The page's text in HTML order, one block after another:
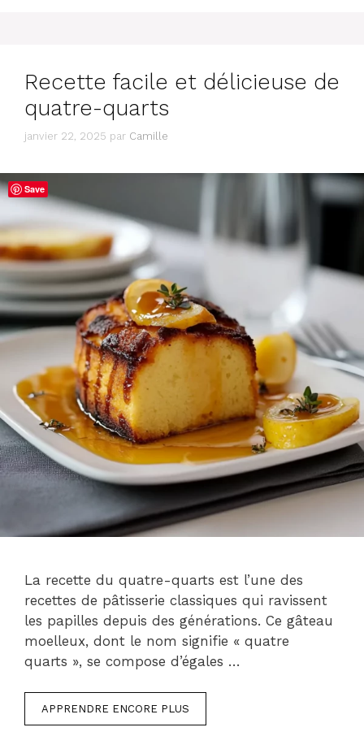
Recette facile et délicieuse de
quatre-quarts
janvier 22, 2025 par Camille
La recette du quatre-quarts est l’une des
recettes de pâtisserie classiques qui ravissent
les papilles depuis des générations. Ce gâteau
moelleux, dont le nom signifie « quatre
quarts », se compose d’égales …
APPRENDRE ENCORE PLUS
Save